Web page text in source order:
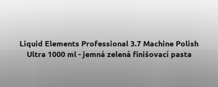
Liquid Elements Professional 3.7 Machine Polish
Ultra 1000 ml - jemná zelená finišovací pasta